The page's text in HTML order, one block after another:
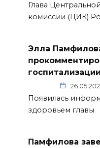
Глава
комиссии (ЦИК)
Элла
госпитализации
Появилась
здоровьем главы
Памфилова